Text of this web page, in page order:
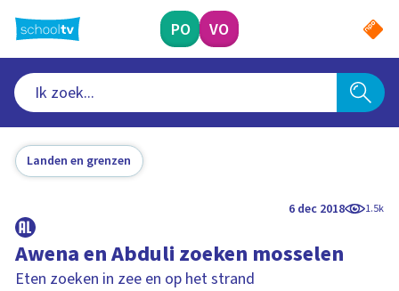
naar
hoofdinhoud
PO VO
Landen en grenzen
6 dec 2018 1.5k
Awena en Abduli zoeken mosselen
Eten zoeken in zee en op het strand